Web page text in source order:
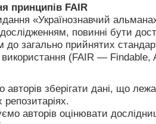
принципів FAIR
«Українознавчий
дослідженням, повинні бути
до загально прийнятих
використання (FAIR —
зберігати дані, що
репозитаріях.
авторів оцінювати